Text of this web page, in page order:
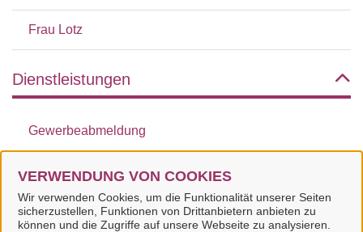
VERWENDUNG VON COOKIES
Wir verwenden Cookies, um die Funktionalität unserer Seiten
sicherzustellen, Funktionen von Drittanbietern anbieten zu
können und die Zugriffe auf unsere Webseite zu analysieren.
Frau Lotz
Dienstleistungen
Gewerbeabmeldung
Gewerbeanmeldung
Gewerbeummeldung